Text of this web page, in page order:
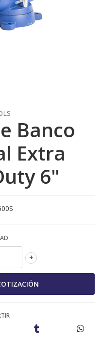
Banco
Extra
6"
+